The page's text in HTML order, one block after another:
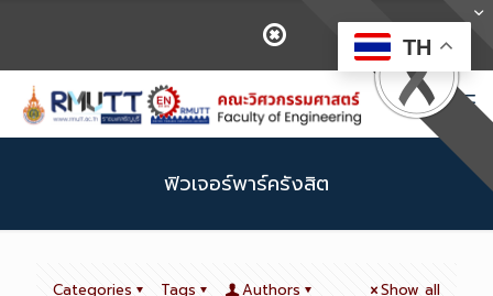
ฟิวเจอร์พาร์ครังสิต
Categories Tags Authors Show all
TH